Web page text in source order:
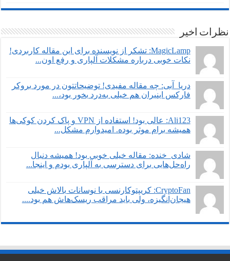
نظرات اخیر
MagicLamp: تشکر از نویسنده برای این مقاله کاربردی!
نکات خوبی درباره مشکلات آلپاری و رفع اون...
دریا_آبی: چه مقاله مفیدی! توضیحاتتون در مورد بروکر
فارکس اینیران هم خیلی به‌درد بخور بود،...
Ali123: عالی بود! استفاده از VPN و پاک کردن کوکی‌ها
همیشه برام موثر بوده. امیدوارم مشکل...
شادی_خنده: مقاله خیلی خوبی بود! همیشه دنبال
راه‌حل‌هایی برای دسترسی به آلپاری بودم و اینجا...
CryptoFan: کریپتوکارنسی با نوسانات بالاش خیلی
هیجان‌انگیزه، ولی باید مراقب ریسک‌هاش هم بود....